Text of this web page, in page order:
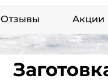
Отзывы Акции